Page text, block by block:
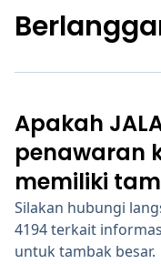
Apakah
penawaran
memiliki
Silakan hubungi
4194 terkait
untuk tambak besar.